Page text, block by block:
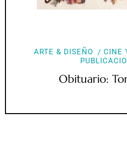
ARTE & DISEÑO
CINE
Obituario: